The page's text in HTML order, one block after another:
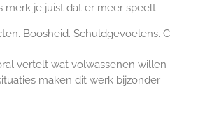
merk je juist dat er meer speelt.
Boosheid. Schuldgevoelens. C
vertelt wat volwassenen willen
maken dit werk bijzonder